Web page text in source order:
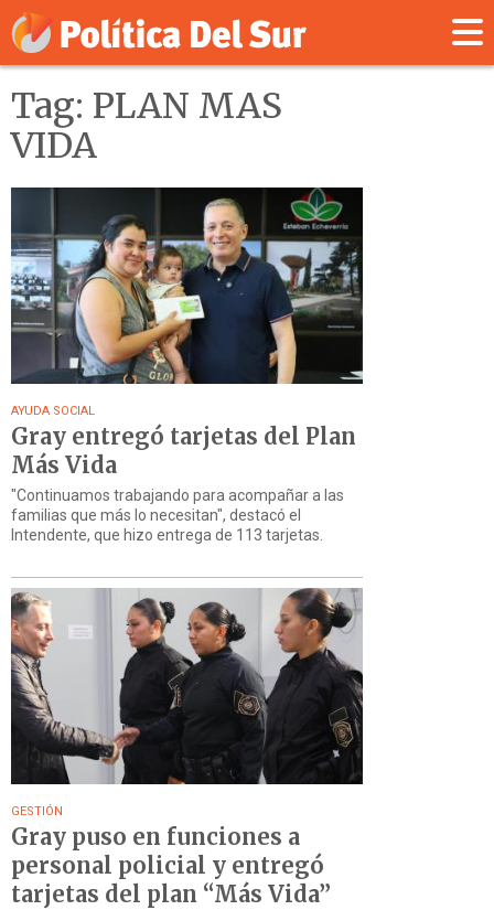
Tag: PLAN MAS
VIDA
AYUDA SOCIAL
Gray entregó tarjetas del Plan
Más Vida
"Continuamos trabajando para acompañar a las
familias que más lo necesitan", destacó el
Intendente, que hizo entrega de 113 tarjetas.
GESTIÓN
Gray puso en funciones a
personal policial y entregó
tarjetas del plan “Más Vida”